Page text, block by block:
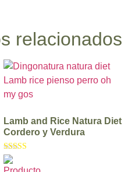
relacionados
Lamb and Rice Natura Diet
Cordero y Verdura
Valorado con
5.00